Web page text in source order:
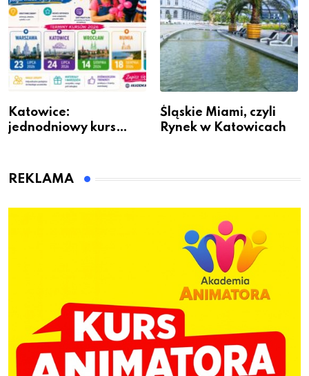
Katowice:
jednodniowy kurs
dzieci
Śląskie Miami, czyli
Rynek w Katowicach
REKLAMA